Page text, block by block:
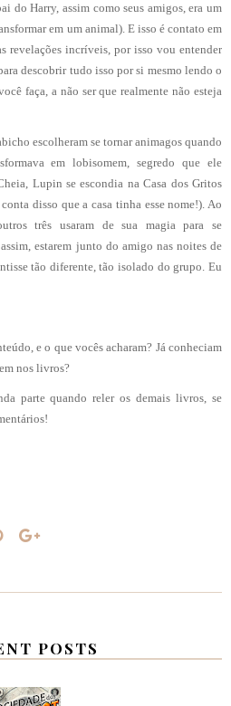
do Harry, assim como seus amigos, era um
em um animal). E isso é contato em
revelações incríveis, por isso vou entender
descobrir tudo isso por si mesmo lendo o
faça, a não ser que realmente não esteja
escolheram se tornar animagos quando
em lobisomem, segredo que ele
Lupin se escondia na Casa dos Gritos
disso que a casa tinha esse nome!). Ao
três usaram de sua magia para se
estarem junto do amigo nas noites de
tão diferente, tão isolado do grupo. Eu
e o que vocês acharam? Já conheciam
nos livros?
parte quando reler os demais livros, se
POSTS